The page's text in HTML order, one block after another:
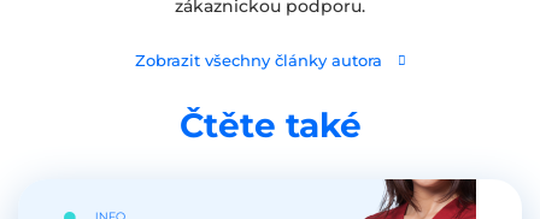
zákaznickou podporu.
Zobrazit všechny články autora
Čtěte také